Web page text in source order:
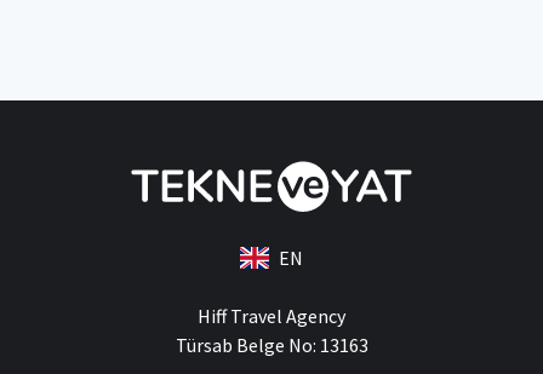
EN
Hiff Travel Agency
Türsab Belge No: 13163